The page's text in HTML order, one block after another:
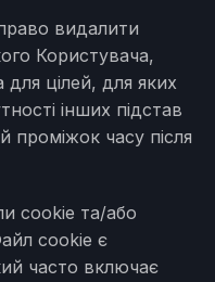
видалити
Користувача,
цілей, для яких
інших підстав
проміжок часу після
cookie та/або
cookie є
часто включає